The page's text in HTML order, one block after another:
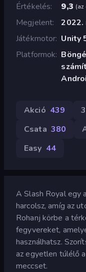
Értékelés
9,3 (
Megjelent
2022.
Játékmotor Unity
Platformok
Akció 439
Csata 380
Easy 44
A Slash Royal egy
harcolsz, amíg az
Rohanj körbe a
fegyvereket,
használhatsz.
az egyetlen túlélő
meccset.